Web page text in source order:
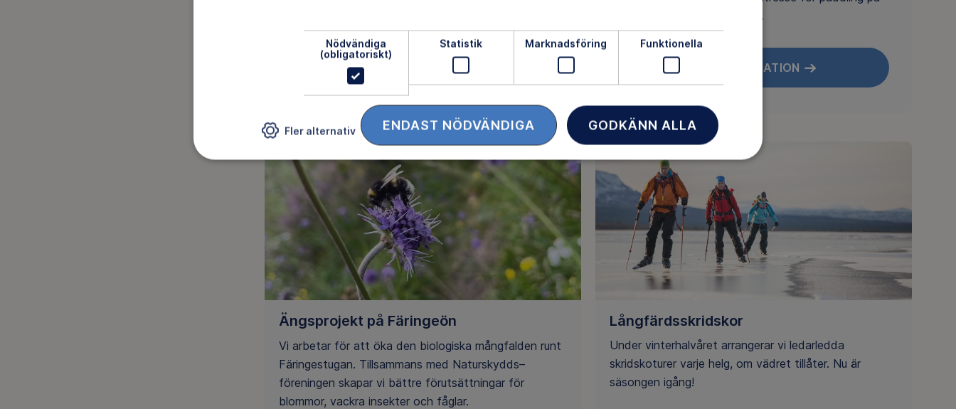
"Mina sidor"/"Mina uppgifter".
MER INFORMATION
Ängsprojekt på Färingeön
Vi arbetar för att öka den biologiska mångfalden runt
Färingestugan. Tillsammans med Naturskydds–
föreningen skapar vi bättre förutsättningar för
blommor, vackra insekter och fåglar.
Långfärdsskridskor
Under vinterhalvåret arrangerar vi ledarledda
skridskoturer varje helg, om vädret tillåter. Nu är
säsongen igång!
Nödvändiga
(obligatoriskt)
Statistik Marknadsföring Funktionella
GODKÄNN ALLA
ENDAST NÖDVÄNDIGA
Fler alternativ